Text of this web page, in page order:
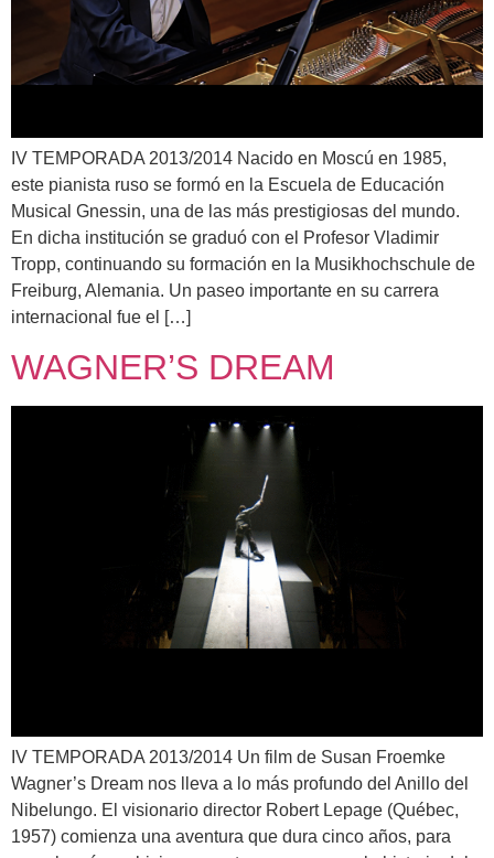
IV TEMPORADA 2013/2014 Nacido en Moscú en 1985,
este pianista ruso se formó en la Escuela de Educación
Musical Gnessin, una de las más prestigiosas del mundo.
En dicha institución se graduó con el Profesor Vladimir
Tropp, continuando su formación en la Musikhochschule de
Freiburg, Alemania. Un paseo importante en su carrera
internacional fue el […]
WAGNER’S DREAM
IV TEMPORADA 2013/2014 Un film de Susan Froemke
Wagner’s Dream nos lleva a lo más profundo del Anillo del
Nibelungo. El visionario director Robert Lepage (Québec,
1957) comienza una aventura que dura cinco años, para